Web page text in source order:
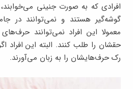
افرادی که به صورت جنینی
گوشه‌گیر هستند و نمی‌توانند در
معمولا این افراد نمی‌توانند
حقشان را طلب کنند. البته این افراد
رک حرف‌هایشان را به زبان می‌آورند.